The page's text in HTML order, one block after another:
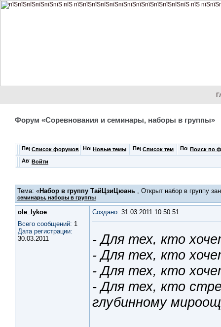
Форум «Соревнования и семинары, наборы в группы»
Список форумов Новые темы Список тем Поиск по
Войти
Тема: «Набор в группу ТайЦзиЦюань , Открыт набор в группу
семинары, наборы в группы
ole_lykoe
Всего сообщений: 1
Дата регистрации:
30.03.2011
Создано: 31.03.2011 10:50:51
- Для тех, кто
- Для тех, кто
- Для тех, кто
- Для тех, кто
глубинному